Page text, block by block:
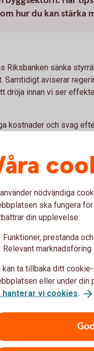
hur du kan
Riksbanken sänka
Samtidigt aviserar
dröja innan vi ser
kostnader och svag
småföretag sedan
inte har sett på
expansiva
har vi sett hur hårt
ekonomi och svenska
upp ett buffertsparande
oväntade händelser.
och leverantörer så att
nödvändiga
ska fungera
din upplevelse:
Funktioner, prestanda
Relevant marknadsföring
kan ta tillbaka ditt
eller under din
hanterar vi cookies.